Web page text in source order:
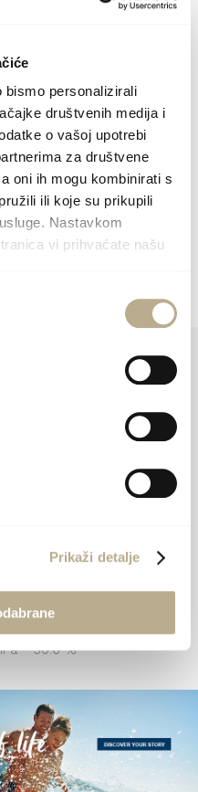
bismo personalizirali
društvenih medija i
o vašoj upotrebi
za društvene
oni ih mogu kombinirati s
ili koje su prikupili
Nastavkom
vi prihvaćate našu
Prikaži detalje
Aktionen, verschiedenen
auf Anfrage.
,+385 99 756 1835
der Insel Šolta
654 657
• 30.6 %